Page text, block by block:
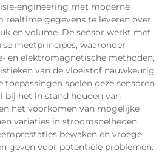
engineering met moderne
realtime gegevens te leveren over
en volume. De sensor werkt met
meetprincipes, waaronder
en elektromagnetische methoden,
van de vloeistof nauwkeurig
spelen deze sensoren
bij het in stand houden van
het voorkomen van mogelijke
variaties in stroomsnelheden
bewaken en vroege
geven voor potentiële problemen.